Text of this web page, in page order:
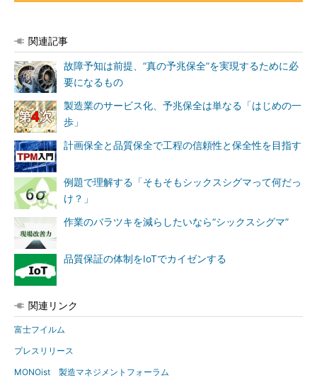
関連記事
故障予知は前提、“真の予兆保全”を実現するために必
要になるもの
製造業のサービス化、予兆保全は単なる「はじめの一
歩」
計画保全と品質保全で工程の信頼性と保全性を目指す
例題で理解する「そもそもシックスシグマって何だっ
け？」
作業のバラツキを減らしたいなら“シックスシグマ”
品質保証の体制をIoTでカイゼンする
関連リンク
富士フイルム
プレスリリース
MONOist 製造マネジメントフォーラム